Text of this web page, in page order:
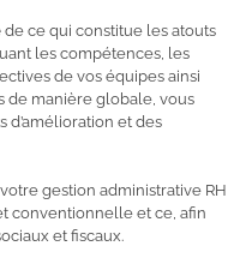
de ce qui constitue les atouts
les compétences, les
de vos équipes ainsi
de manière globale, vous
d’amélioration et des
gestion administrative RH
conventionnelle et ce, afin
et fiscaux.